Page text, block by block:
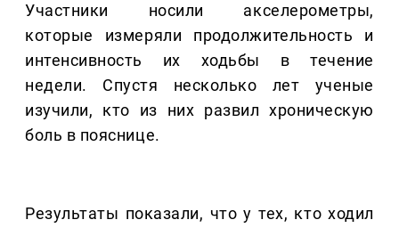
Участники носили акселерометры,
которые измеряли продолжительность и
интенсивность их ходьбы в течение
недели. Спустя несколько лет ученые
изучили, кто из них развил хроническую
боль в пояснице.
Результаты показали, что у тех, кто ходил